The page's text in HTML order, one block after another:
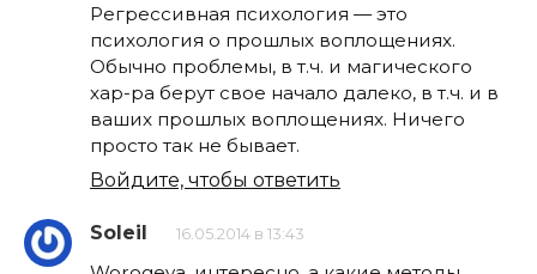
Регрессивная психология — это
психология о прошлых воплощениях.
Обычно проблемы, в т.ч. и магического
хар-ра берут свое начало далеко, в т.ч. и в
ваших прошлых воплощениях. Ничего
просто так не бывает.
Войдите, чтобы ответить
Soleil 16.05.2014 в 13:43